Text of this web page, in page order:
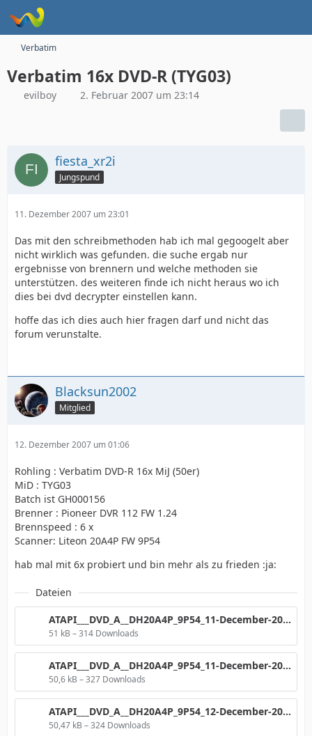
Verbatim
Verbatim 16x DVD-R (TYG03)
evilboy 2. Februar 2007 um 23:14
fiesta_xr2i
Jungspund
11. Dezember 2007 um 23:01
Das mit den schreibmethoden hab ich mal gegoogelt aber
nicht wirklich was gefunden. die suche ergab nur
ergebnisse von brennern und welche methoden sie
unterstützen. des weiteren finde ich nicht heraus wo ich
dies bei dvd decrypter einstellen kann.
hoffe das ich dies auch hier fragen darf und nicht das
forum verunstalte.
Blacksun2002
Mitglied
12. Dezember 2007 um 01:06
Rohling : Verbatim DVD-R 16x MiJ (50er)
MiD : TYG03
Batch ist GH000156
Brenner : Pioneer DVR 112 FW 1.24
Brennspeed : 6 x
Scanner: Liteon 20A4P FW 9P54
hab mal mit 6x probiert und bin mehr als zu frieden :ja:
Dateien
ATAPI___DVD_A__DH20A4P_9P54_11-December-2007_23_05.png
51 kB – 314 Downloads
ATAPI___DVD_A__DH20A4P_9P54_11-December-2007_23_39.png
50,6 kB – 327 Downloads
ATAPI___DVD_A__DH20A4P_9P54_12-December-2007_00_16.png
50,47 kB – 324 Downloads